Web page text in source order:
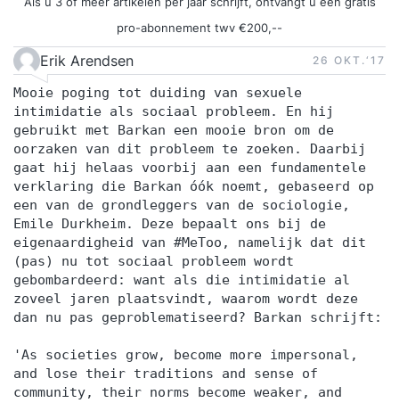
pro-abonnement twv €200,--
Erik Arendsen 26 OKT.‘17
Mooie poging tot duiding van sexuele
intimidatie als sociaal probleem. En hij
gebruikt met Barkan een mooie bron om de
oorzaken van dit probleem te zoeken. Daarbij
gaat hij helaas voorbij aan een fundamentele
verklaring die Barkan óók noemt, gebaseerd op
een van de grondleggers van de sociologie,
Emile Durkheim. Deze bepaalt ons bij de
eigenaardigheid van #MeToo, namelijk dat dit
(pas) nu tot sociaal probleem wordt
gebombardeerd: want als die intimidatie al
zoveel jaren plaatsvindt, waarom wordt deze
dan nu pas geproblematiseerd? Barkan schrijft:
'As societies grow, become more impersonal,
and lose their traditions and sense of
community, their norms become weaker, and